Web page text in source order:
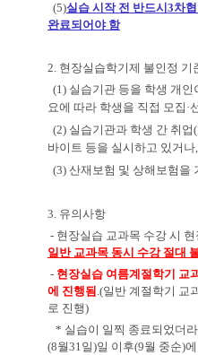
(5)실습 시작 전 반드시 3차
완료되어야 함
2. 현장실습학기제 불인정 기
(1) 실습기관 등을 학생 개인
요에 따라 학생을 직접 모집 ·
(2) 실습기관과 학생 간 취업(
바이트 등을 실시하고 있거나,
(3) 산재보험 및 상해보험을
3. 유의사항
- 현장실습 교과목 수강 시
일반 교과목 동시 수강 절대
- 현장실습 여름계절학기 교
에 진행됨 .(일반 계절학기 교
로 진행)
* 실습이 일찍 종료되었더
(8월31일)일 이후(9월 중순)